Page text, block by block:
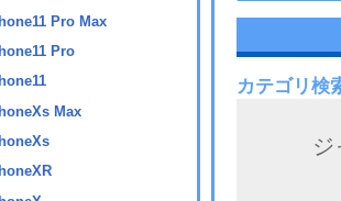
Pro Max
Pro
Max
カテゴリ検
ジ